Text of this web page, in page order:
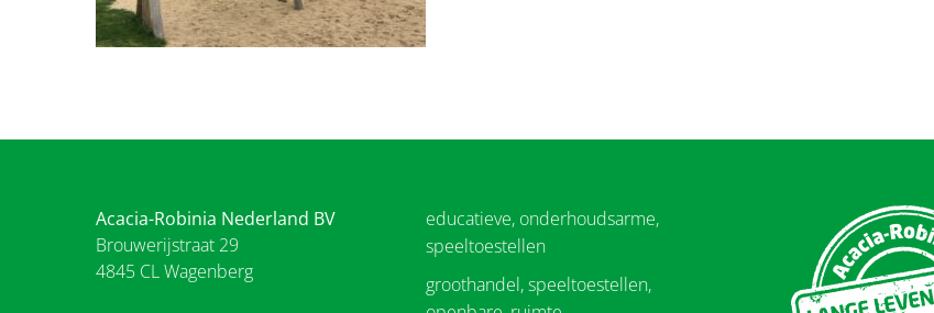
Acacia-Robinia Nederland BV
Brouwerijstraat 29
4845 CL Wagenberg
educatieve, onderhoudsarme,
speeltoestellen
groothandel, speeltoestellen,